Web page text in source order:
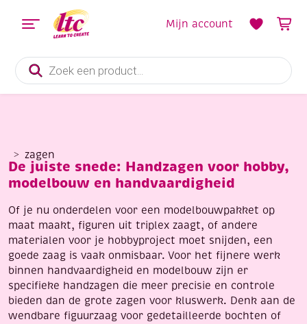
Producten
zoeken
Mijn account
zagen
De juiste snede: Handzagen voor hobby,
modelbouw en handvaardigheid
Of je nu onderdelen voor een modelbouwpakket op
maat maakt, figuren uit triplex zaagt, of andere
materialen voor je hobbyproject moet snijden, een
goede zaag is vaak onmisbaar. Voor het fijnere werk
binnen handvaardigheid en modelbouw zijn er
specifieke handzagen die meer precisie en controle
bieden dan de grote zagen voor kluswerk. Denk aan de
wendbare figuurzaag voor gedetailleerde bochten of